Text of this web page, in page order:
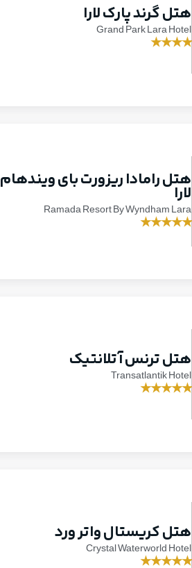
هتل گرند پارک لارا
Grand Park Lara Hotel
★
★
★
★
هتل رامادا ریزورت بای ویندهام
لارا
Ramada Resort By Wyndham Lara
★
★
★
★
★
هتل ترنس آتلانتیک
Transatlantik Hotel
★
★
★
★
★
هتل کریستال واتر ورد
Crystal Waterworld Hotel
★
★
★
★
★